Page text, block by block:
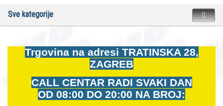
Sve kategorije
Trgovina na adresi TRATINSKA 28,
ZAGREB
CALL CENTAR RADI SVAKI DAN
OD 08:00 DO 20:00 NA BROJ: